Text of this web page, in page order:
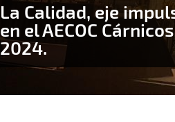
La Calidad, eje
en el AECOC Cárnicos
2024.